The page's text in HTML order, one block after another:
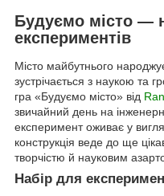
Будуємо місто —
експериментів
Місто майбутнього
зустрічається з наукою та
гра «Будуємо місто» від
звичайний день на
експеримент оживає у
конструкція веде до ще
творчістю й науковим
Набір для